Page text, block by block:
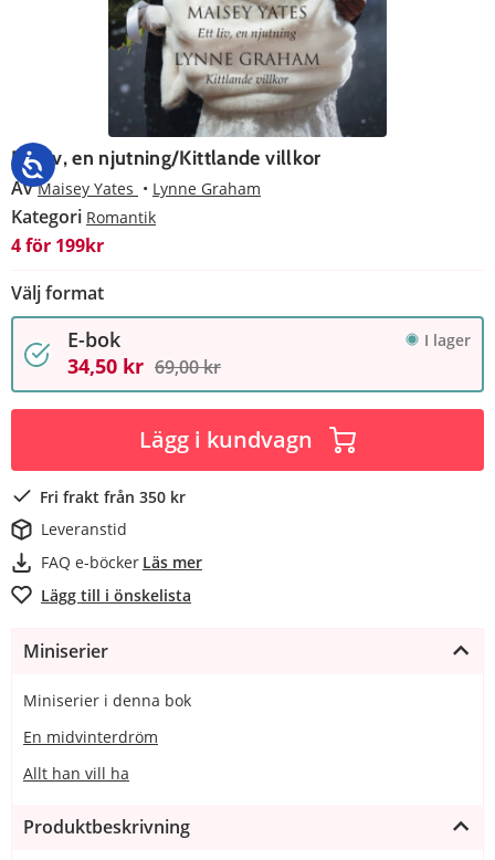
Ett liv, en njutning/Kittlande villkor
AvMaisey Yates Lynne Graham
Kategori Romantik
4 för 199kr
Välj format
E-bok I lager
34,50 kr 69,00 kr
Lägg i kundvagn
Fri frakt från 350 kr
Leveranstid
FAQ e-böcker Läs mer
Lägg till i önskelista
Miniserier
Miniserier i denna bok
En midvinterdröm
Allt han vill ha
Produktbeskrivning